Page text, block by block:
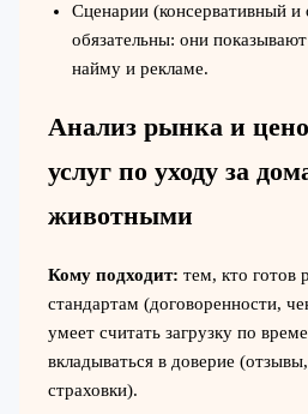
Сценарии (консервативный
обязательны: они
найму и рекламе.
Анализ рынка и
услуг по уходу за
животными
Кому подходит: тем, кто готов
стандартам (договоренности,
умеет считать загрузку по
вкладываться в доверие
страховки).